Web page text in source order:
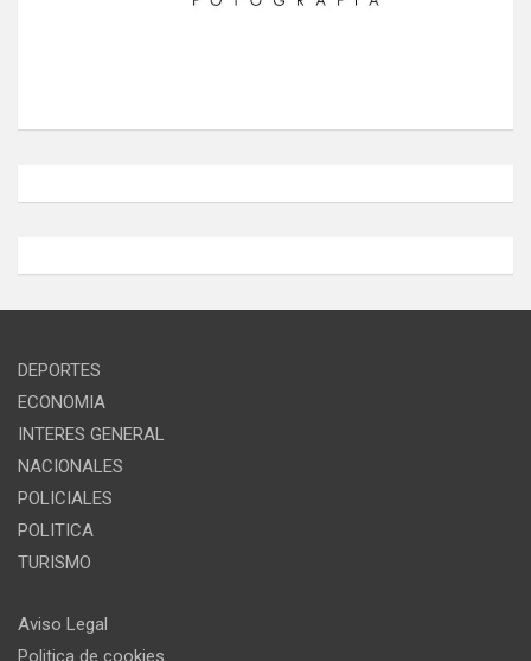
DEPORTES
ECONOMIA
INTERES GENERAL
NACIONALES
POLICIALES
POLITICA
TURISMO
Aviso Legal
Politica de cookies